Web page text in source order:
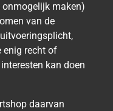
maken)
van de
enig recht of
kan doen
daarvan